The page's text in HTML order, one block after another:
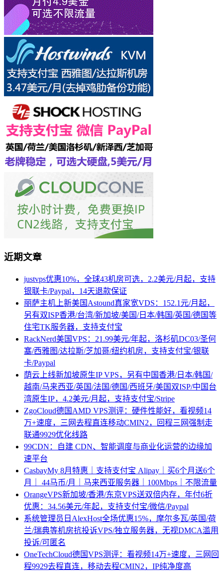
近期文章
justvps优惠10%，全球43机房可选，2.2美元/月起，支持
银联卡/Paypal，14天退款保证
丽萨主机上新美国Astound真家宽VDS：152.1元/月起，
另有双ISP香港/台湾/新加坡/美国/日本/韩国/英国/德国等
住宅TK服务器，支持支付宝
RackNerd美国VPS：21.99美元/年起，洛杉矶DC03/圣何
塞/西雅图/达拉斯/芝加哥/纽约机房，支持支付宝/银联
卡/Paypal
荫云上线新加坡原生IP VPS，另有中国香港/日本/韩国/
越南/马来西亚/英国/法国/德国/西班牙/美国双ISP/中国台
湾原生IP，4.2美元/月起，支持支付宝/Stripe
ZgoCloud德国AMD VPS测评：硬件性能好，看视频14
万+速度，三网去程直连移动CMIN2，回程三网强制走
联通9929优化线路
99CDN：自建 CDN、智能调度与商业化运营的边缘加
速平台
CasbayMy 8月特惠｜支持支付宝 Alipay｜买6个月送6个
月｜ 44马币/月｜马来西亚服务器｜100Mbps｜不限流量
OrangeVPS新加坡/香港/东京VPS送双倍内存，年付6折
优惠：34.56美元/年起，支持支付宝/微信/Paypal
系统管理员日AlexHost全场优惠15%，摩尔多瓦/英国/荷
兰/瑞典等机房抗投诉VPS/独立服务器，无视DMCA滥用
投诉/可匿名
OneTechCloud德国VPS测评：看视频14万+速度，三网回
程9929去程直连，移动去程CMIN2，IP纯净度高